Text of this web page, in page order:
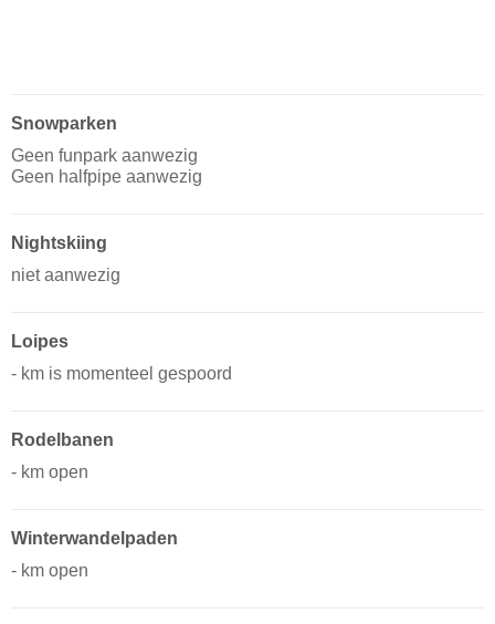
Snowparken
Geen funpark aanwezig
Geen halfpipe aanwezig
Nightskiing
niet aanwezig
Loipes
- km is momenteel gespoord
Rodelbanen
- km open
Winterwandelpaden
- km open